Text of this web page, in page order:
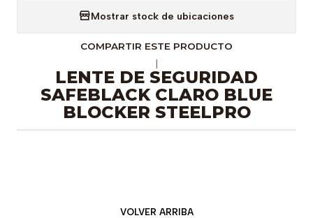
Mostrar stock de ubicaciones
COMPARTIR ESTE PRODUCTO
LENTE DE SEGURIDAD
SAFEBLACK CLARO BLUE
BLOCKER STEELPRO
VOLVER ARRIBA